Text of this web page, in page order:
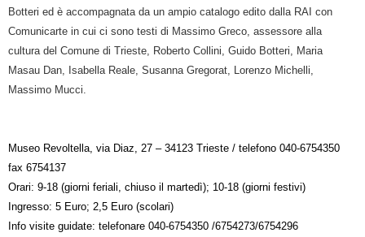
Botteri ed è accompagnata da un ampio catalogo edito dalla RAI con
Comunicarte in cui ci sono testi di Massimo Greco, assessore alla
cultura del Comune di Trieste, Roberto Collini, Guido Botteri, Maria
Masau Dan, Isabella Reale, Susanna Gregorat, Lorenzo Michelli,
Massimo Mucci.
Museo Revoltella, via Diaz, 27 – 34123 Trieste / telefono 040-6754350
fax 6754137
Orari: 9-18 (giorni feriali, chiuso il martedì); 10-18 (giorni festivi)
Ingresso: 5 Euro; 2,5 Euro (scolari)
Info visite guidate: telefonare 040-6754350 /6754273/6754296